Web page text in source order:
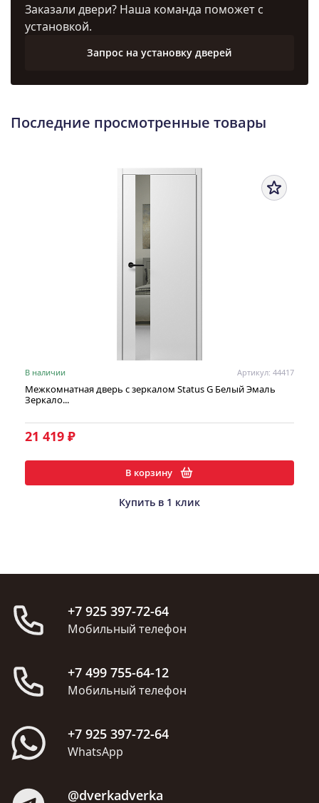
Заказали двери? Наша команда поможет с
установкой.
Запрос на установку дверей
Последние просмотренные товары
В наличии Артикул: 44417
Межкомнатная дверь с зеркалом Status G Белый Эмаль
Зеркало...
21 419 ₽
В корзину
Купить в 1 клик
+7 925 397-72-64
Мобильный телефон
+7 499 755-64-12
Мобильный телефон
+7 925 397-72-64
WhatsApp
@dverkadverka